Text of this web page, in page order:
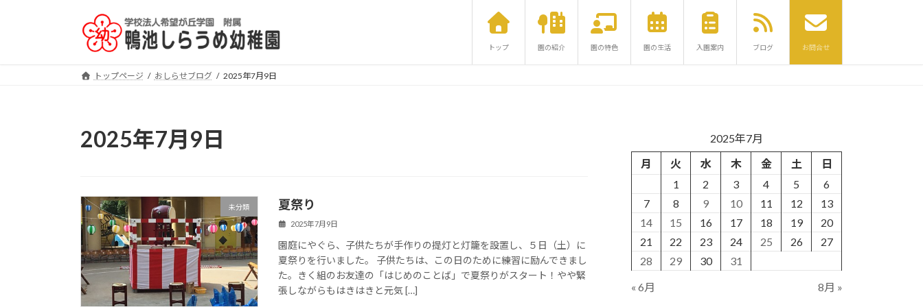
トップ 園の紹介 園の特色 園の生活 入園案内 ブログ お問合せ
トップページ おしらせブログ 2025年7月9日
2025年7月9日
未分類 夏祭り
2025年7月9日
園庭にやぐら、子供たちが手作りの提灯と灯籠を設置し、５日（土）に
夏祭りを行いました。 子供たちは、この日のために練習に励んできまし
た。きく組のお友達の「はじめのことば」で夏祭りがスタート！やや緊
張しながらもはきはきと元気 […]
2025年7月
月
火 水 木 金 土
日
1
2 3 4 5
6
7
8 9 10 11 12
13
14
15 16 17 18 19
20
21
22 23 24 25 26
27
28
29 30 31
« 6月 8月 »